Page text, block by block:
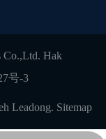
Co.,Ltd. Hak
号-3
Leadong. Sitemap